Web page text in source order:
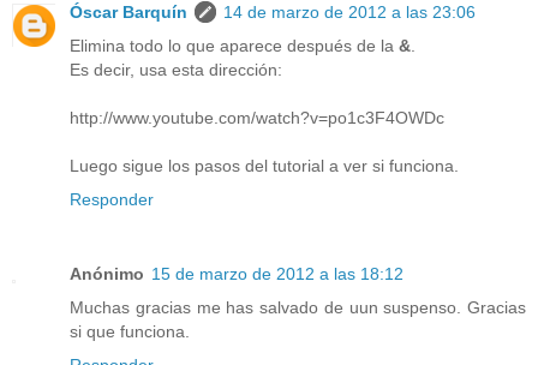
Óscar Barquín
14 de marzo de 2012 a las 23:06
Elimina todo lo que aparece después de la &
Es decir, usa esta dirección:
http://www.youtube.com/watch?v=po1c3F4OWDc
Luego sigue los pasos del tutorial a ver si funciona.
Responder
Anónimo 15 de marzo de 2012 a las 18:12
Muchas gracias me has salvado de uun suspenso. Gracias
si que funciona.